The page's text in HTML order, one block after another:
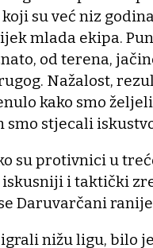
su već niz
mlada ekipa.
od terena,
Nažalost,
kako smo
smo stjecali
su protivnici u
i taktički
Daruvarčani
nižu ligu, bilo